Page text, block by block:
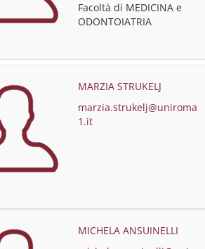
Facoltà di MEDICINA e
ODONTOIATRIA
MARZIA STRUKELJ
marzia.strukelj@uniroma
1.it
MICHELA ANSUINELLI